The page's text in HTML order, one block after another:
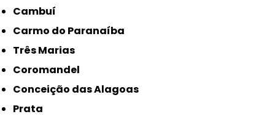
Cambuí
Carmo do Paranaíba
Três Marias
Coromandel
Conceição das Alagoas
Prata